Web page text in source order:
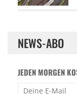
NEWS-ABO
JEDEN MORGEN